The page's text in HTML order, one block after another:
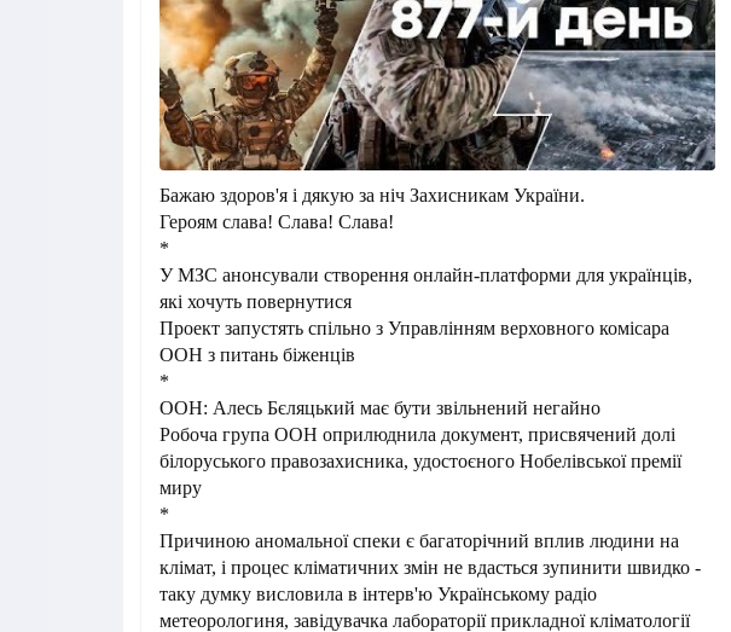
Бажаю здоров'я і дякую за ніч Захисникам України.
Героям слава! Слава! Слава!
*
У МЗС анонсували створення онлайн-платформи для українців,
які хочуть повернутися
Проект запустять спільно з Управлінням верховного комісара
ООН з питань біженців
*
ООН: Алесь Бєляцький має бути звільнений негайно
Робоча група ООН оприлюднила документ, присвячений долі
білоруського правозахисника, удостоєного Нобелівської премії
миру
*
Причиною аномальної спеки є багаторічний вплив людини на
клімат, і процес кліматичних змін не вдасться зупинити швидко -
таку думку висловила в інтерв'ю Українському радіо
метеорологиня, завідувачка лабораторії прикладної кліматології